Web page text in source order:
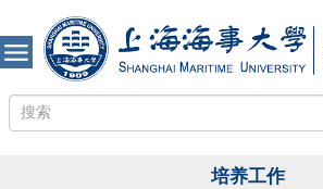
培养工作